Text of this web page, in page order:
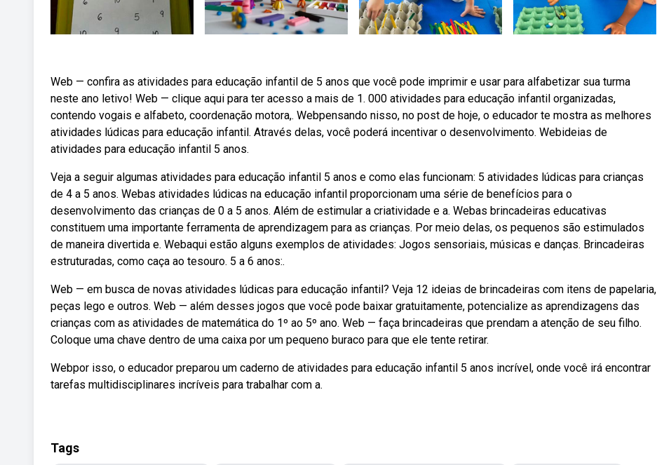
Web — confira as atividades para educação infantil de 5 anos que você pode imprimir e usar para alfabetizar sua turma
neste ano letivo! Web — clique aqui para ter acesso a mais de 1. 000 atividades para educação infantil organizadas,
contendo vogais e alfabeto, coordenação motora,. Webpensando nisso, no post de hoje, o educador te mostra as melhores
atividades lúdicas para educação infantil. Através delas, você poderá incentivar o desenvolvimento. Webideias de
atividades para educação infantil 5 anos.
Veja a seguir algumas atividades para educação infantil 5 anos e como elas funcionam: 5 atividades lúdicas para crianças
de 4 a 5 anos. Webas atividades lúdicas na educação infantil proporcionam uma série de benefícios para o
desenvolvimento das crianças de 0 a 5 anos. Além de estimular a criatividade e a. Webas brincadeiras educativas
constituem uma importante ferramenta de aprendizagem para as crianças. Por meio delas, os pequenos são estimulados
de maneira divertida e. Webaqui estão alguns exemplos de atividades: Jogos sensoriais, músicas e danças. Brincadeiras
estruturadas, como caça ao tesouro. 5 a 6 anos:.
Web — em busca de novas atividades lúdicas para educação infantil? Veja 12 ideias de brincadeiras com itens de papelaria,
peças lego e outros. Web — além desses jogos que você pode baixar gratuitamente, potencialize as aprendizagens das
crianças com as atividades de matemática do 1º ao 5º ano. Web — faça brincadeiras que prendam a atenção de seu filho.
Coloque uma chave dentro de uma caixa por um pequeno buraco para que ele tente retirar.
Webpor isso, o educador preparou um caderno de atividades para educação infantil 5 anos incrível, onde você irá encontrar
tarefas multidisciplinares incríveis para trabalhar com a.
Tags